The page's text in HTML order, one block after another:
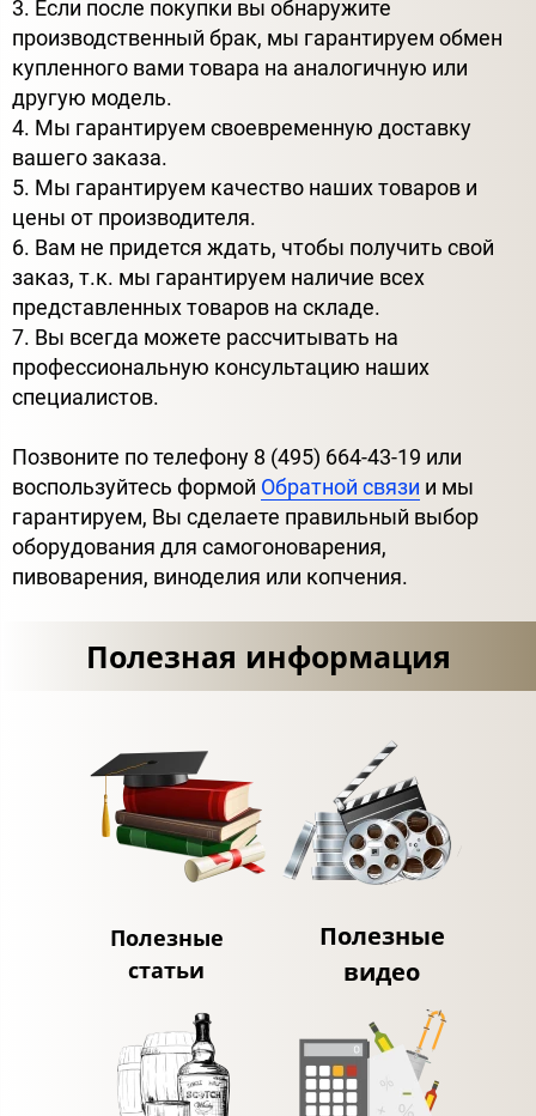
3. Если после покупки вы обнаружите
производственный брак, мы гарантируем обмен
купленного вами товара на аналогичную или
другую модель.
4. Мы гарантируем своевременную доставку
вашего заказа.
5. Мы гарантируем качество наших товаров и
цены от производителя.
6. Вам не придется ждать, чтобы получить свой
заказ, т.к. мы гарантируем наличие всех
представленных товаров на складе.
7. Вы всегда можете рассчитывать на
профессиональную консультацию наших
специалистов.
Позвоните по телефону 8 (495) 664-43-19 или
воспользуйтесь формой Обратной связи и мы
гарантируем, Вы сделаете правильный выбор
оборудования для самогоноварения,
пивоварения, виноделия или копчения.
Полезная информация
Полезные
статьи
Полезные
видео